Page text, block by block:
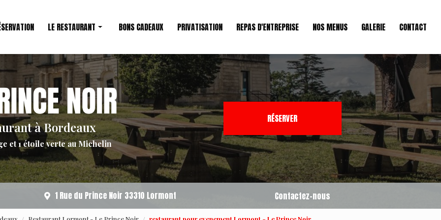
LE RESTAURANT
Restaurant étoilé
Le Chef
BONS CADEAUX PRIVATISATION REPAS D'ENTREPRISE NOS MENUS GALERIE CONTACT
à Bordeaux
et 1 étoile verte au Michelin
RÉSERVER
1 Rue du Prince Noir 33310 Lormont Contactez-nous